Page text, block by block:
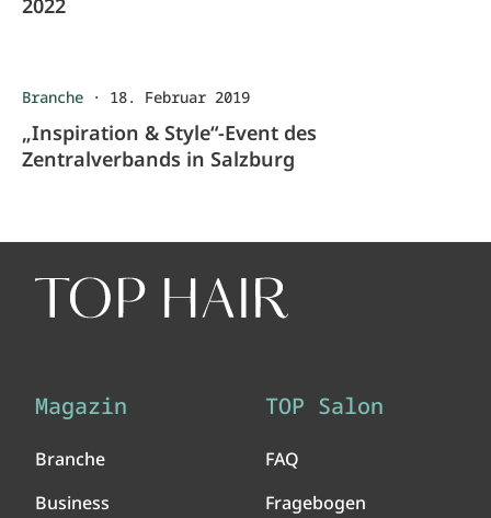
2022
Branche · 18. Februar 2019
„Inspiration & Style“-Event des
Zentralverbands in Salzburg
Magazin
Branche
Business
TOP Salon
FAQ
Fragebogen